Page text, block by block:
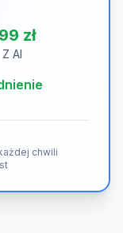
zł
Z AI
chwili